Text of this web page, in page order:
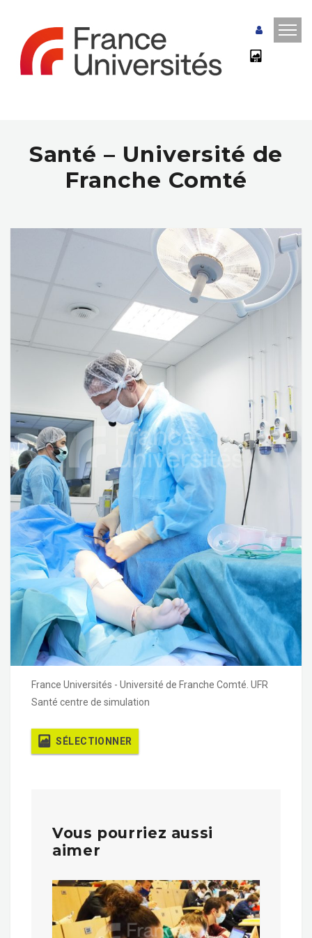
Santé – Université de
Franche Comté
France Universités - Université de Franche Comté. UFR
Santé centre de simulation
SÉLECTIONNER
Vous pourriez aussi
aimer